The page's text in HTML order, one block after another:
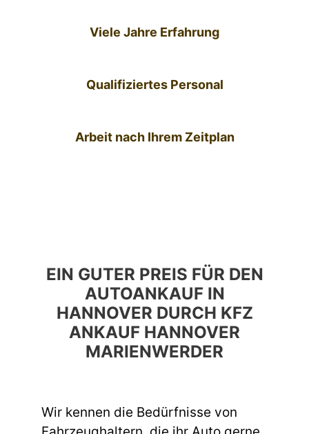
Viele Jahre Erfahrung
Qualifiziertes Personal
Arbeit nach Ihrem Zeitplan
EIN GUTER PREIS FÜR DEN
AUTOANKAUF IN
HANNOVER DURCH KFZ
ANKAUF HANNOVER
MARIENWERDER
Wir kennen die Bedürfnisse von